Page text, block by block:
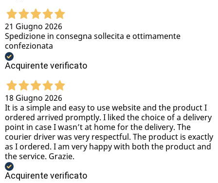
21 Giugno 2026
Spedizione in consegna sollecita e ottimamente
confezionata
Acquirente verificato
18 Giugno 2026
It is a simple and easy to use website and the product I
ordered arrived promptly. I liked the choice of a delivery
point in case I wasn’t at home for the delivery. The
courier driver was very respectful. The product is exactly
as I ordered. I am very happy with both the product and
the service. Grazie.
Acquirente verificato